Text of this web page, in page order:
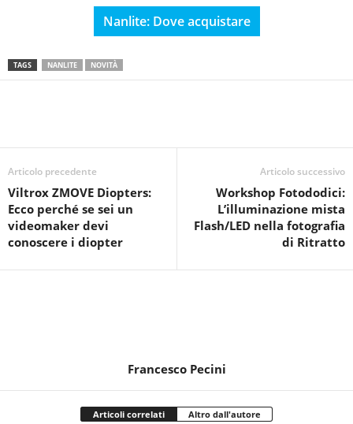
Nanlite: Dove acquistare
TAGS NANLITE NOVITÀ
Articolo precedente
Viltrox ZMOVE Diopters:
Ecco perché se sei un
videomaker devi
conoscere i diopter
Articolo successivo
Workshop Fotododici:
L’illuminazione mista
Flash/LED nella fotografia
di Ritratto
Francesco Pecini
Articoli correlati Altro dall'autore